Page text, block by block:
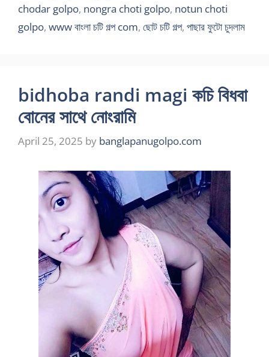
chodar golpo, nongra choti golpo, notun choti
golpo, www বাংলা চটি গল্প com, ছোট চটি গল্প, পাছার ফুটো চুদলাম
bidhoba randi magi কচি বিধবা
বোনের সাথে নোংরামি
April 25, 2025 by banglapanugolpo.com